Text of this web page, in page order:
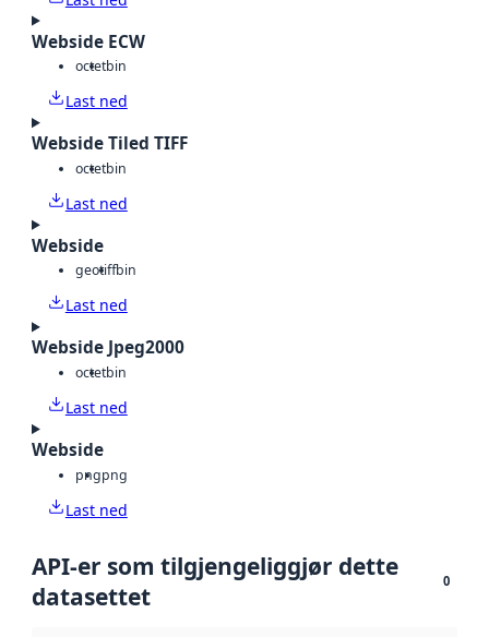
Webside ECW
octetbin
Last ned
Webside Tiled TIFF
octetbin
Last ned
Webside
geotiffbin
Last ned
Webside Jpeg2000
octetbin
Last ned
Webside
pngpng
Last ned
API-er som tilgjengeliggjør dette
datasettet
0